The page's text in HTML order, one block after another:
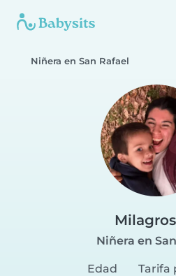
Niñera en San Rafael
Milagros
Niñera en
Edad
Tarifa